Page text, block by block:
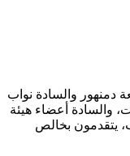
الأستاذ الدكتور / إلهامي ترابيس - رئيس جامعة دمنهور والسادة نواب
رئيس الجامعة، والسادة عمداء ووكلاء الكليات، والسادة أعضاء هيئة
التدريس والهيئة المعاونة، والعاملين والطلاب، يتقدمون بخالص